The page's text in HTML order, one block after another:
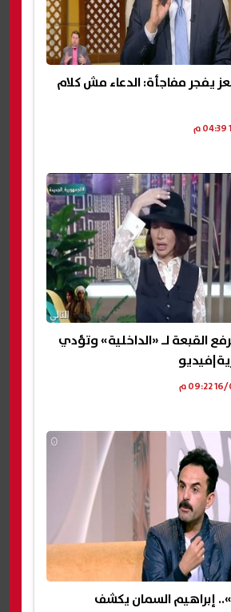
يفجر مفاجأة: الدعاء مش كلام
القبعة لـ «الداخلية» وتؤدي
إبراهيم السمان يكشف